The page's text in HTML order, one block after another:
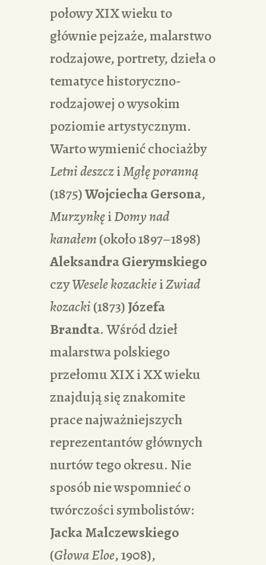
połowy XIX wieku to
głównie pejzaże, malarstwo
rodzajowe, portrety, dzieła o
tematyce historyczno-
rodzajowej o wysokim
poziomie artystycznym.
Warto wymienić chociażby
Letni deszcziMgłę poranną
(1875)Wojciecha Gersona,
MurzynkęiDomy nad
kanałem(około 1897–1898)
Aleksandra Gierymskiego
czyWesele kozackieiZwiad
kozacki(1873)Józefa
Brandta. Wśród dzieł
malarstwa polskiego
przełomu XIX i XX wieku
znajdują się znakomite
prace najważniejszych
reprezentantów głównych
nurtów tego okresu. Nie
sposób nie wspomnieć o
twórczości symbolistów:
Jacka Malczewskiego
(Głowa Eloe, 1908),